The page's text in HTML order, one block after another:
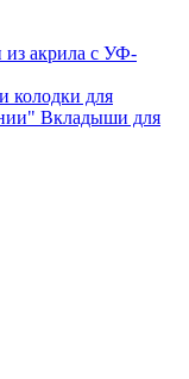
из акрила с УФ-
колодки для
Вкладыши для